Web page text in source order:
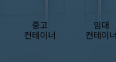
중고
컨테이너
임대
컨테이너